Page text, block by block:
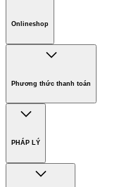
Onlineshop
Phương thức thanh toán
Phương thức thanh toán
PHÁP LÝ
Bản quyền